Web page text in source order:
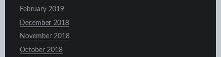
February 2019
December 2018
November 2018
October 2018